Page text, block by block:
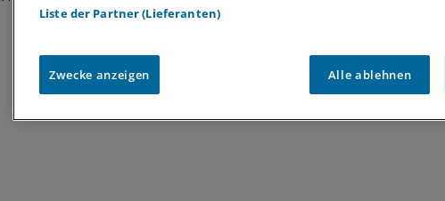
Liste der Partner (Lieferanten)
Zwecke anzeigen Alle ablehnen